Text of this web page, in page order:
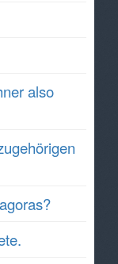
also